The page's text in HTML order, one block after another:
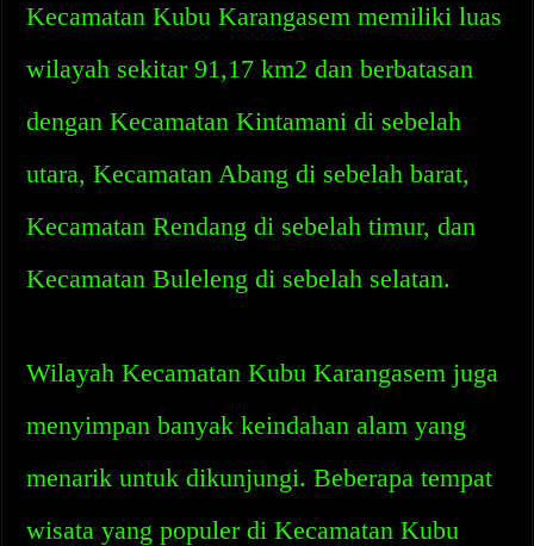
Kecamatan Kubu Karangasem memiliki luas
wilayah sekitar 91,17 km2 dan berbatasan
dengan Kecamatan Kintamani di sebelah
utara, Kecamatan Abang di sebelah barat,
Kecamatan Rendang di sebelah timur, dan
Kecamatan Buleleng di sebelah selatan.
Wilayah Kecamatan Kubu Karangasem juga
menyimpan banyak keindahan alam yang
menarik untuk dikunjungi. Beberapa tempat
wisata yang populer di Kecamatan Kubu